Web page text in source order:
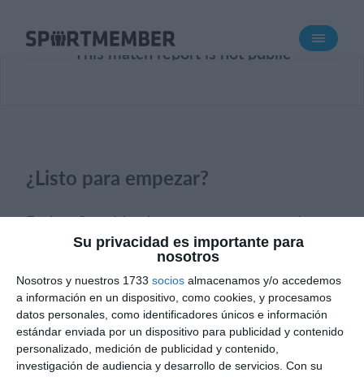
Su privacidad es importante para
nosotros
Nosotros y nuestros 1733 socios almacenamos y/o accedemos
a información en un dispositivo, como cookies, y procesamos
datos personales, como identificadores únicos e información
estándar enviada por un dispositivo para publicidad y contenido
personalizado, medición de publicidad y contenido,
investigación de audiencia y desarrollo de servicios. Con su
Acerca de SportMember
Calendario
Gestión de pagos
Sitio web
Tienda Online
¿Cuanto cuesta?
Español
This match report is not public
¿Listo para empezar?
Explora SportMember o crea una cuenta de
inmediato y comienza a administrar tu club.
También eres más que bienvenido a
contactarnos, nos encantaría ayudarte a
configurar tu club.
¿Necesitas ayuda? Crear perfil